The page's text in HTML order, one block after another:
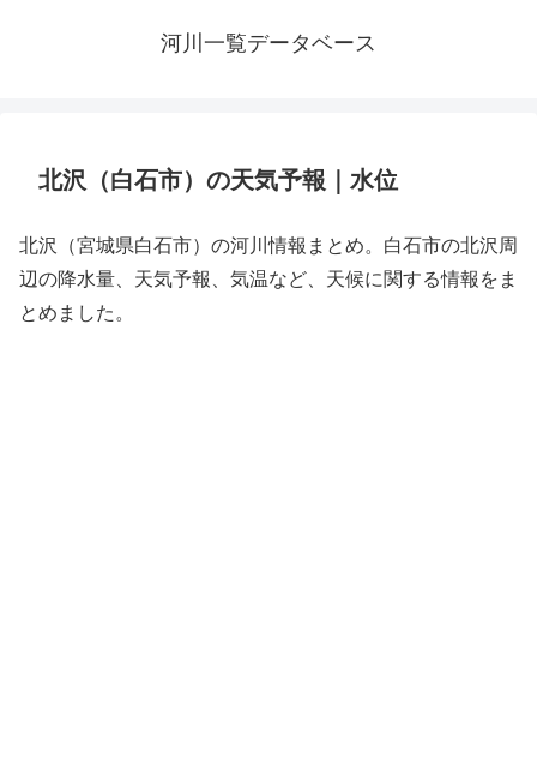
河川一覧データベース
北沢（白石市）の天気予報｜水位
北沢（宮城県白石市）の河川情報まとめ。白石市の北沢周
辺の降水量、天気予報、気温など、天候に関する情報をま
とめました。